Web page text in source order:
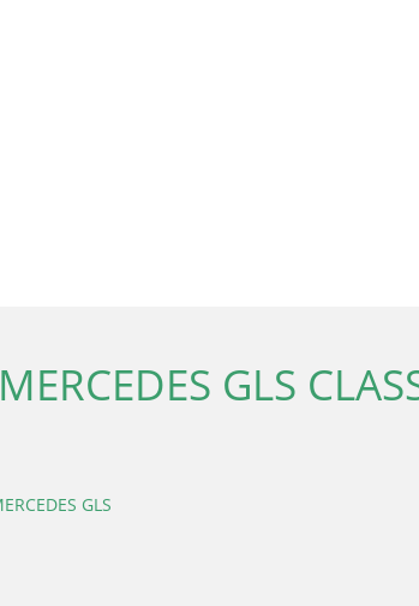
GLS
GLS